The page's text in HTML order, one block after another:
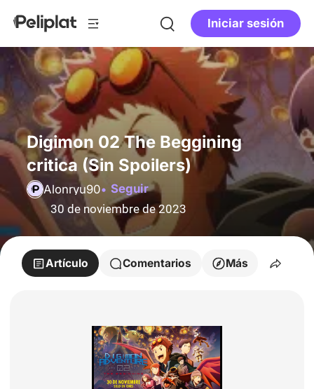
Iniciar sesión
Digimon 02 The Beggining
critica (Sin Spoilers)
Alonryu90
Seguir
30 de noviembre de 2023
Artículo Comentarios Más